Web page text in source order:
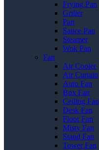
Frying Pan
Griller
Pan
Sauce Pan
Steamer
Wok Pan
Fan
Air Cooler
Air Curtain
Auto Fan
Box Fan
Ceiling Fan
Desk Fan
Floor Fan
Misty Fan
Stand Fan
Tower Fan